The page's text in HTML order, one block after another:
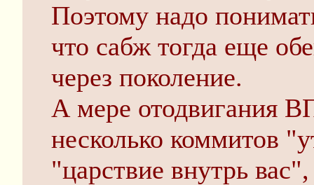
Поэтому надо
что сабж тогда еще
через поколение.
А мере отодвигания
несколько коммитов
"царствие внутрь